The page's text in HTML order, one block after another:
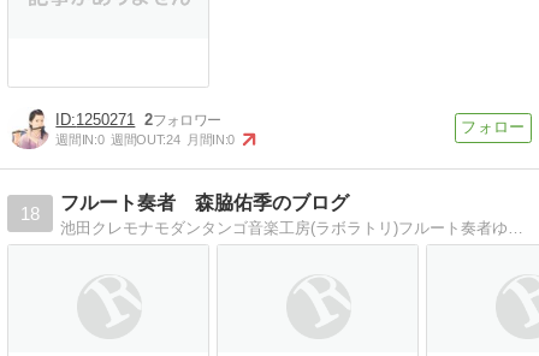
1250271 2
週間IN:0 週間OUT:24 月間IN:0
18
フルート奏者 森脇佑季のブログ
池田クレモナモダンタンゴ音楽工房(ラボラトリ)フルート奏者ゆきのブログ